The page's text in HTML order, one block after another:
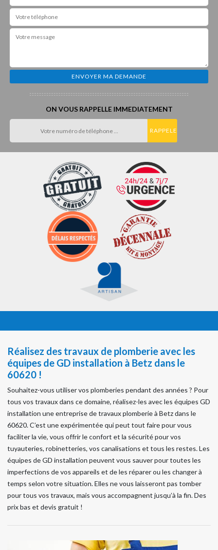
ON VOUS RAPPELLE IMMEDIATEMENT
Réalisez des travaux de plomberie avec les
équipes de GD installation à Betz dans le
60620 !
Souhaitez-vous utiliser vos plomberies pendant des années ? Pour
tous vos travaux dans ce domaine, réalisez-les avec les équipes GD
installation une entreprise de travaux plomberie à Betz dans le
60620. C’est une expérimentée qui peut tout faire pour vous
faciliter la vie, vous offrir le confort et la sécurité pour vos
tuyauteries, robinetteries, vos canalisations et tous les restes. Les
équipes de GD installation peuvent vous sauver pour toutes les
imperfections de vos appareils et de les réparer ou les changer à
temps selon votre situation. Elles ne vous laisseront pas tomber
pour tous vos travaux, mais vous accompagnent jusqu’à la fin. Des
prix bas et devis gratuit !